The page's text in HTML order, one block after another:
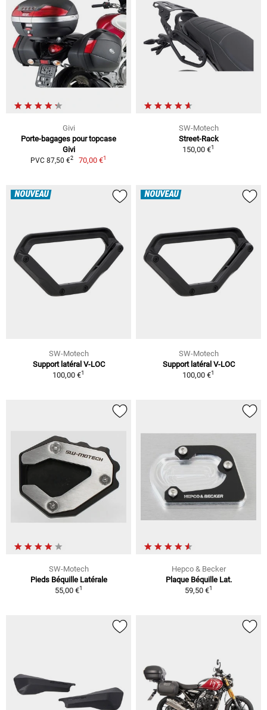
Givi
Porte-bagages pour topcase
Givi
PVC 87,50 €2 70,00 €1
SW-Motech
Street-Rack
150,00 €1
NOUVEAU
SW-Motech
Support latéral V-LOC
100,00 €1
NOUVEAU
SW-Motech
Support latéral V-LOC
100,00 €1
SW-Motech
Pieds Béquille Latérale
55,00 €1
Hepco & Becker
Plaque Béquille Lat.
59,50 €1